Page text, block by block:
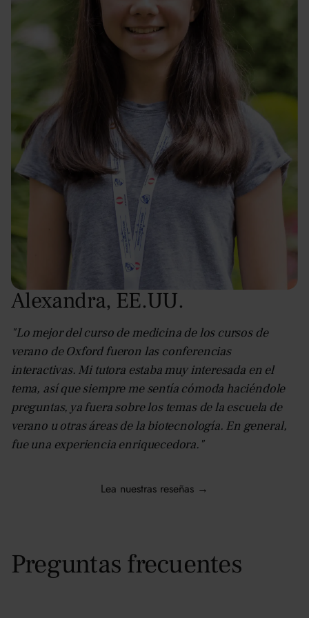
Alexandra, EE.UU.
"Lo mejor del curso de medicina de los cursos de
verano de Oxford fueron las conferencias
interactivas. Mi tutora estaba muy interesada en el
tema, así que siempre me sentía cómoda haciéndole
preguntas, ya fuera sobre los temas de la escuela de
verano u otras áreas de la biotecnología. En general,
fue una experiencia enriquecedora."
Lea nuestras reseñas →
Preguntas frecuentes